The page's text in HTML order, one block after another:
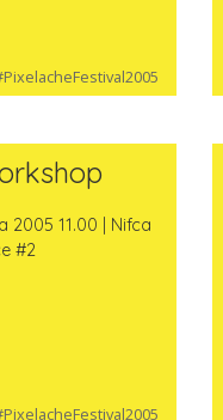
2005 11.00 | Nifca
#2